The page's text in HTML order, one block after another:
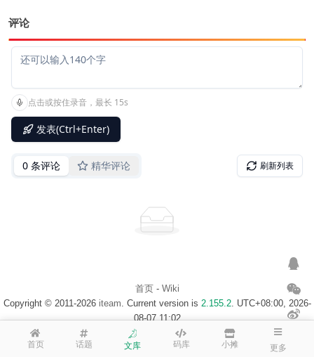
首页 话题 文库 码库 小摊 更多
评论
首页- Wiki
Copyright © 2011-2026 iteam. Current version is 2.155.2. UTC+08:00, 2026-
08-07 11:02
浙ICP备14020137号-1 $访客地图$